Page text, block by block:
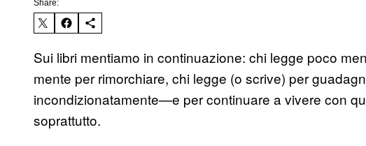
Share:
Sui libri mentiamo in continuazione: chi legge poco
mente per rimorchiare, chi legge (o scrive) per
incondizionatamente—e per continuare a vivere con
soprattutto.